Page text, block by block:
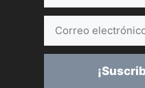
electrónico